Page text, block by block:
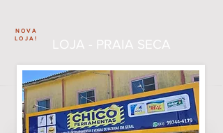
LOJA - PRAIA SECA
NOVA
LOJA!